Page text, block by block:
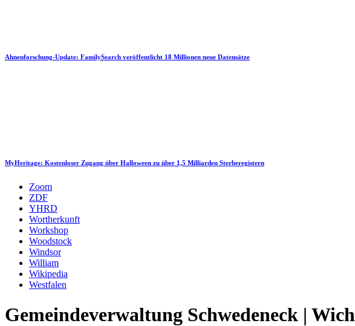
Ahnenforschung-Update: FamilySearch veröffentlicht 18 Millionen neue Datensätze
MyHeritage: Kostenloser Zugang über Halloween zu über 1,5 Milliarden Sterberegistern
Zoom
ZDF
YHRD
Wortherkunft
Workshop
Woodstock
Windsor
William
Wikipedia
Westfalen
Gemeindeverwaltung Schwedeneck |